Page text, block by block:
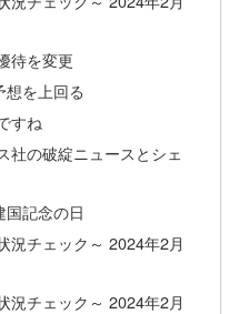
待を変更
を上回る
すね
社の破綻ニュースとシェ
記念の日
況チェック～ 2024年2月
況チェック～ 2024年2月